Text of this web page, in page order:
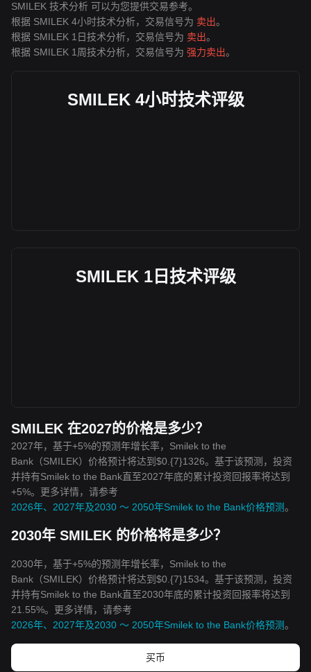
SMILEK 技术分析 可以为您提供交易参考。
根据 SMILEK 4小时技术分析，交易信号为 卖出。
根据 SMILEK 1日技术分析，交易信号为 卖出。
根据 SMILEK 1周技术分析，交易信号为 强力卖出。
SMILEK 4小时技术评级
SMILEK 1日技术评级
SMILEK 在2027的价格是多少？
2027年，基于+5%的预测年增长率，Smilek to the
Bank（SMILEK）价格预计将达到$0.{7}1326。基于该预测，投资
并持有Smilek to the Bank直至2027年底的累计投资回报率将达到
+5%。更多详情，请参考
2026年、2027年及2030 ～ 2050年Smilek to the Bank价格预测。
2030年 SMILEK 的价格将是多少？
2030年，基于+5%的预测年增长率，Smilek to the
Bank（SMILEK）价格预计将达到$0.{7}1534。基于该预测，投资
并持有Smilek to the Bank直至2030年底的累计投资回报率将达到
21.55%。更多详情，请参考
2026年、2027年及2030 ～ 2050年Smilek to the Bank价格预测。
买币